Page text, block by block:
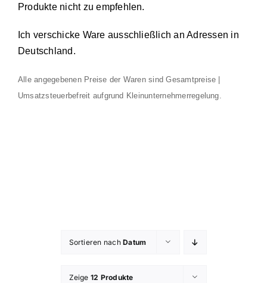
Produkte nicht zu empfehlen.
Ich verschicke Ware ausschließlich an Adressen in
Deutschland.
Alle angegebenen Preise der Waren sind Gesamtpreise |
Umsatzsteuerbefreit aufgrund Kleinunternehmerregelung.
Sortieren nachDatum
Zeige 12 Produkte